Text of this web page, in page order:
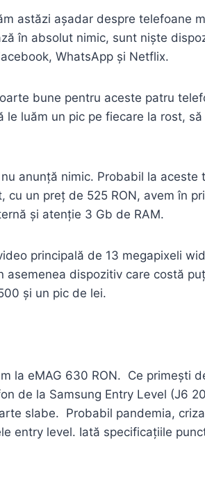
astăzi așadar despre telefoane
în absolut nimic, sunt niște
WhatsApp și Netflix.
bune pentru aceste patru
luăm un pic pe fiecare la rost,
anunță nimic. Probabil la
un preț de 525 RON, avem în
și atenție 3 Gb de RAM.
principală de 13 megapixeli
dispozitiv care costă
și un pic de lei.
la eMAG 630 RON. Ce primești
de la Samsung Entry Level (J6
slabe. Probabil pandemia,
entry level. Iată specificațiile